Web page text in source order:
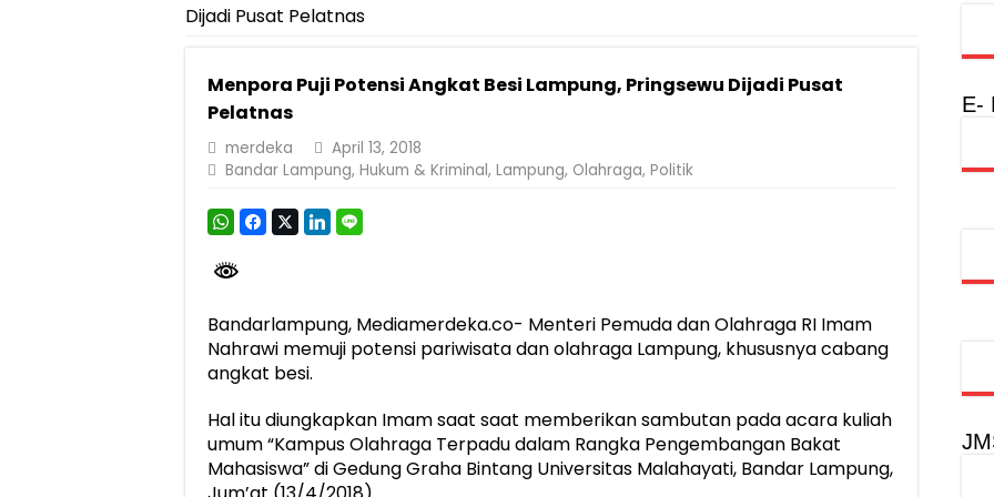
Dirut Jasa Raharja Dampingi Wamenhub Tinjau Penanganan Korban KM Mutiara Sentosa II di RS PHC Surabaya
Gelar Audiensi, Jasa Raharja dan Kementerian PANRB Perkuat Koordinasi Tingkatkan Kepatuhan PKB dan
Pemprov Lampung Dukung Penuh Lampung Financial Festival, Perkuat Literasi Keuangan Generasi Muda
Pengesahan Raperda APBD 2025 Jadi Langkah Penguatan Akuntabilitas dan Pembangunan Lampung
Dijadi Pusat Pelatnas
Menpora Puji Potensi Angkat Besi Lampung, Pringsewu Dijadi Pusat
Pelatnas
merdeka
April 13, 2018
Bandar Lampung, Hukum & Kriminal, Lampung, Olahraga, Politik
Bandarlampung, Mediamerdeka.co- Menteri Pemuda dan Olahraga RI Imam
Nahrawi memuji potensi pariwisata dan olahraga Lampung, khususnya cabang
angkat besi.
Hal itu diungkapkan Imam saat saat memberikan sambutan pada acara kuliah
umum “Kampus Olahraga Terpadu dalam Rangka Pengembangan Bakat
Mahasiswa” di Gedung Graha Bintang Universitas Malahayati, Bandar Lampung,
E-